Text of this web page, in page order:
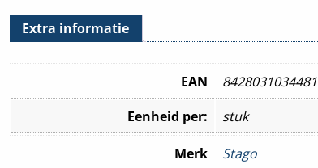
Extra informatie
EAN
8428031034481
Eenheid per:
stuk
Merk
Stago